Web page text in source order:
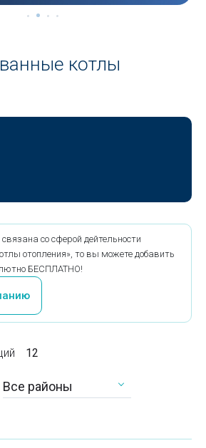
котлы
со сферой дейтельности
отопления», то вы можете добавить
БЕСПЛАТНО!
12
Все районы